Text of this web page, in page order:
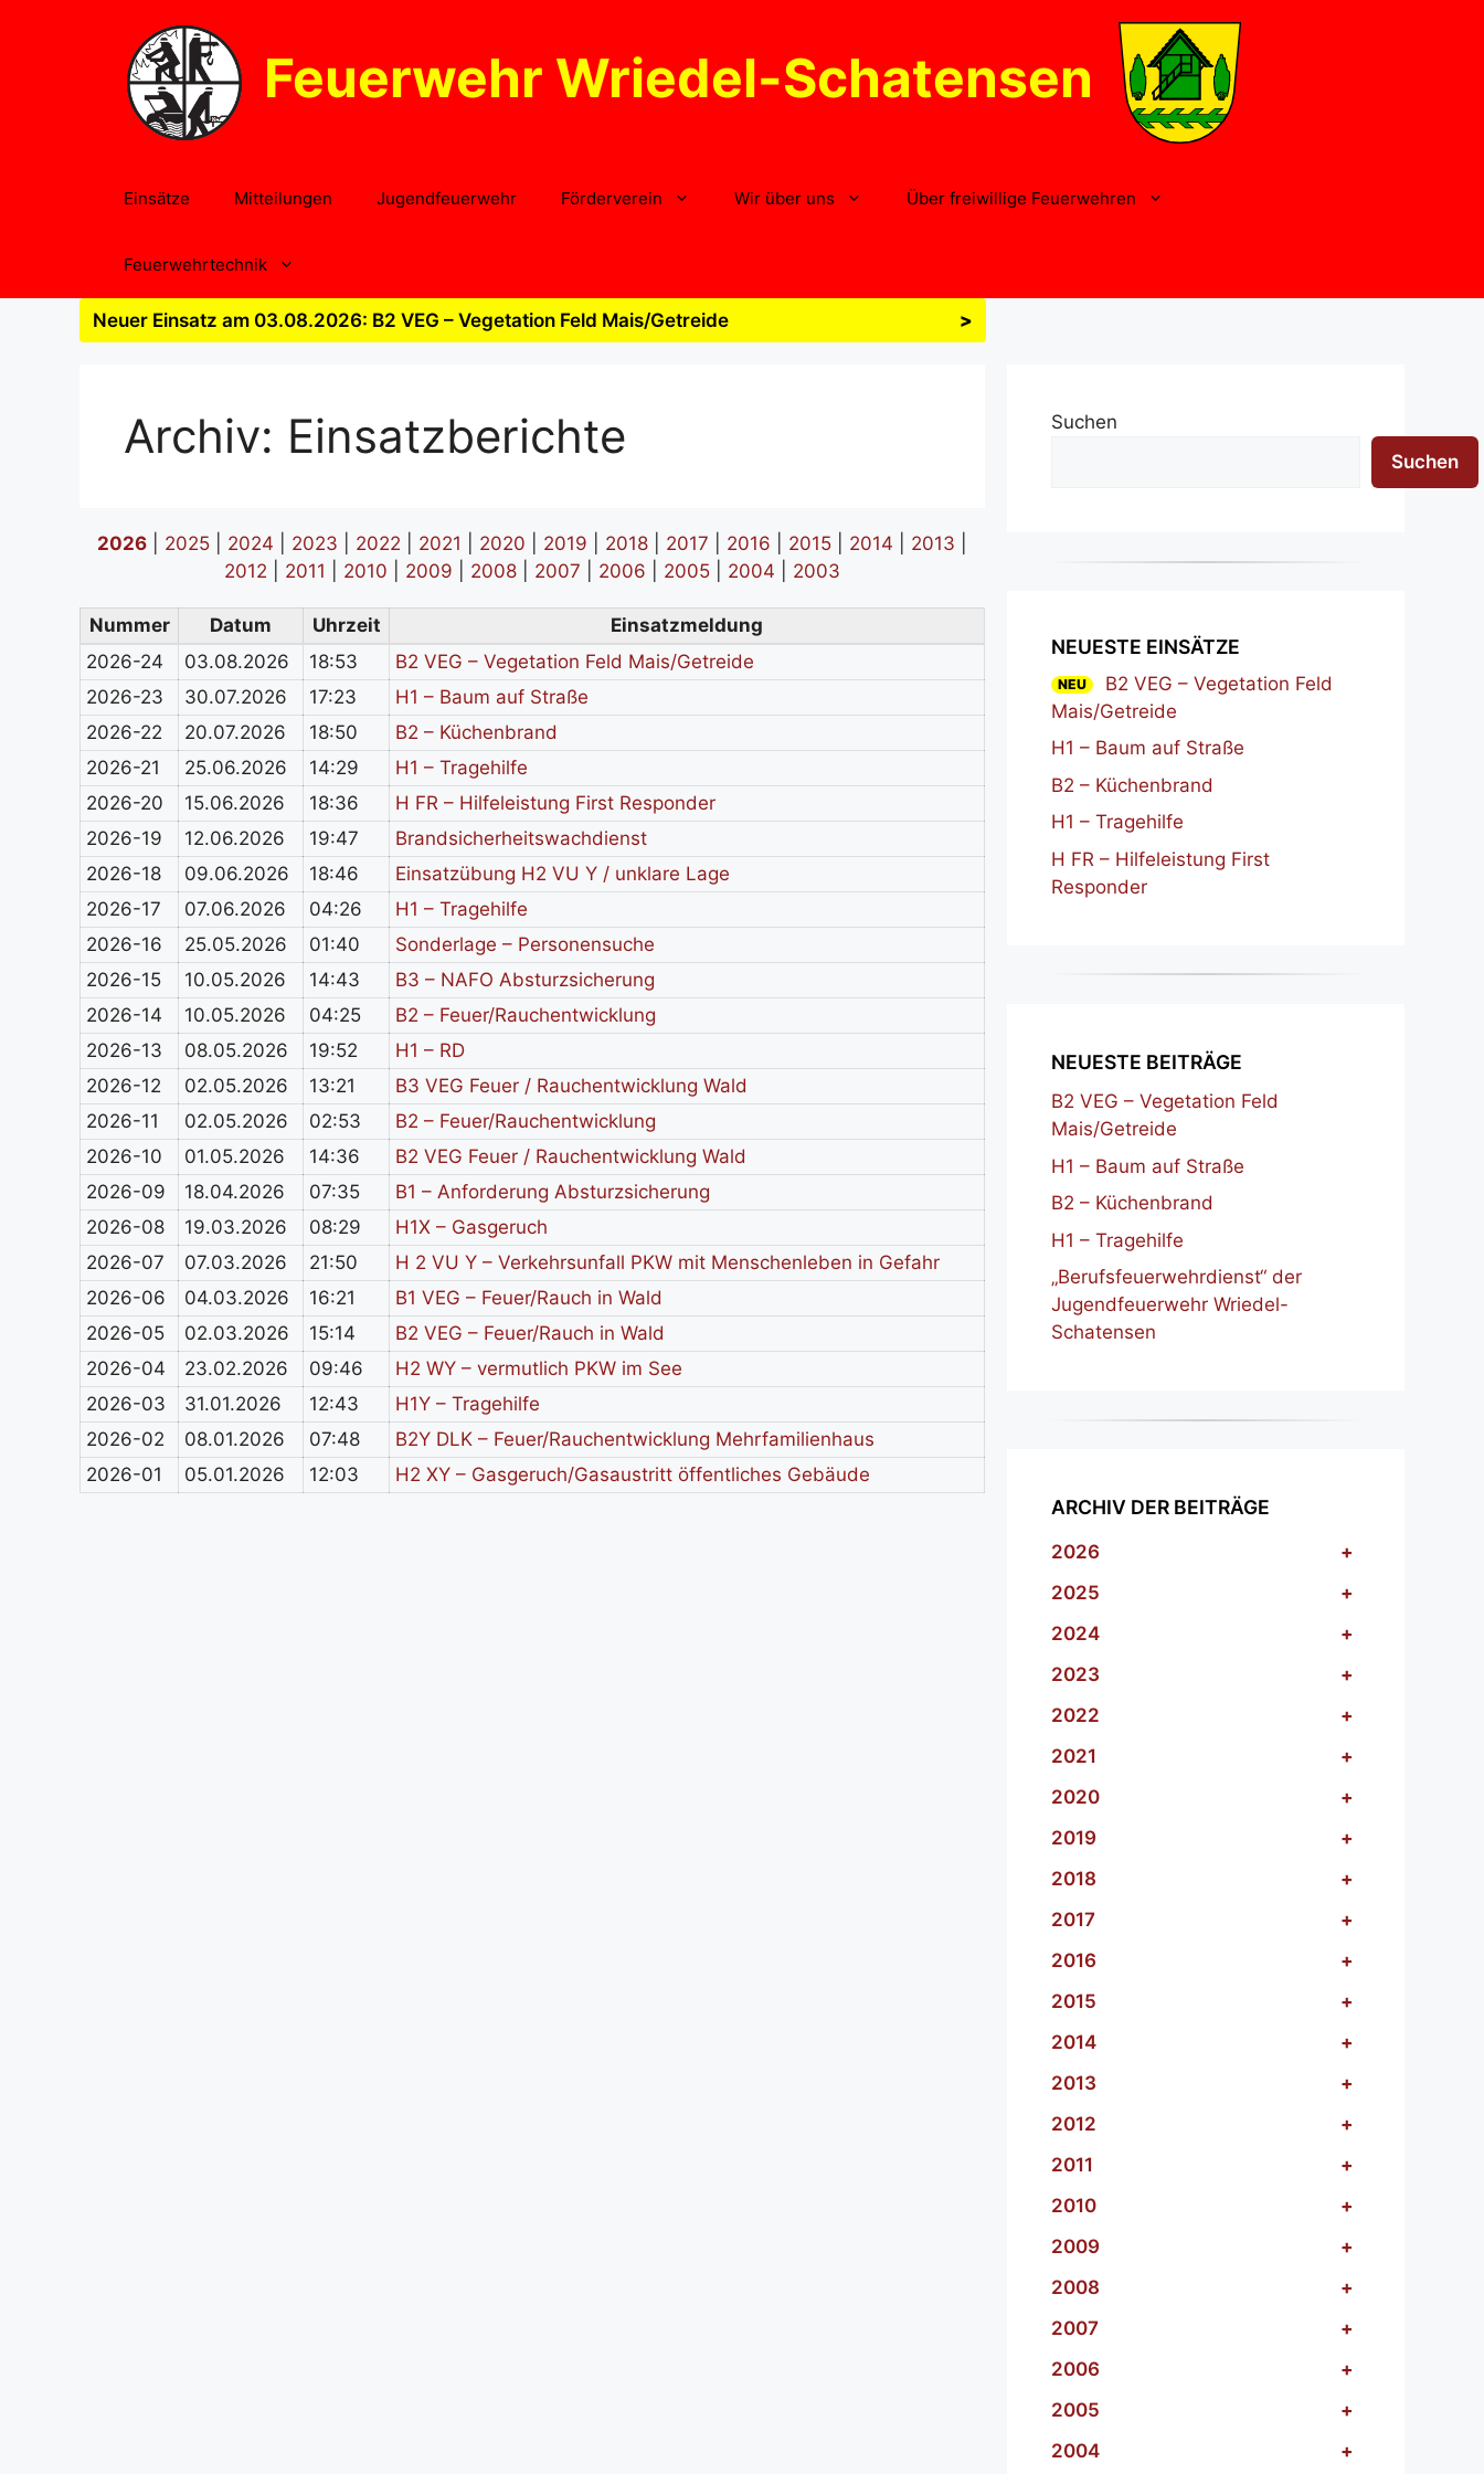
Feuerwehr Wriedel-Schatensen
Einsätze Mitteilungen Jugendfeuerwehr Förderverein Wir über uns Über freiwillige Feuerwehren
Feuerwehrtechnik
Neuer Einsatz am 03.08.2026: B2 VEG – Vegetation Feld Mais/Getreide >
Archiv: Einsatzberichte
2026 2025 2024 2023 2022 2021 2020 2019 2018 2017 2016 2015 2014 2013
2012
2011 2010 2009 2008 2007 2006 2005 2004 2003
Nummer Datum Uhrzeit
Einsatzmeldung
2026-24
03.08.2026 18:53
B2 VEG – Vegetation Feld Mais/Getreide
2026-23
30.07.2026 17:23
H1 – Baum auf Straße
2026-22
20.07.2026 18:50
B2 – Küchenbrand
2026-21
25.06.2026 14:29
H1 – Tragehilfe
2026-20
15.06.2026 18:36
H FR – Hilfeleistung First Responder
2026-19
12.06.2026 19:47
Brandsicherheitswachdienst
2026-18
09.06.2026 18:46
Einsatzübung H2 VU Y / unklare Lage
2026-17
07.06.2026 04:26
H1 – Tragehilfe
2026-16
25.05.2026 01:40
Sonderlage – Personensuche
2026-15
10.05.2026 14:43
B3 – NAFO Absturzsicherung
2026-14
10.05.2026 04:25
B2 – Feuer/Rauchentwicklung
2026-13
08.05.2026 19:52
H1 – RD
2026-12
02.05.2026 13:21
B3 VEG Feuer / Rauchentwicklung Wald
2026-11
02.05.2026 02:53
B2 – Feuer/Rauchentwicklung
2026-10
01.05.2026 14:36
B2 VEG Feuer / Rauchentwicklung Wald
2026-09
18.04.2026 07:35
B1 – Anforderung Absturzsicherung
2026-08
19.03.2026 08:29
H1X – Gasgeruch
2026-07
07.03.2026 21:50
H 2 VU Y – Verkehrsunfall PKW mit Menschenleben in Gefahr
2026-06
04.03.2026 16:21
B1 VEG – Feuer/Rauch in Wald
2026-05
02.03.2026 15:14
B2 VEG – Feuer/Rauch in Wald
2026-04
23.02.2026 09:46
H2 WY – vermutlich PKW im See
2026-03
31.01.2026 12:43
H1Y – Tragehilfe
2026-02
08.01.2026 07:48
B2Y DLK – Feuer/Rauchentwicklung Mehrfamilienhaus
2026-01
05.01.2026 12:03 H2 XY – Gasgeruch/Gasaustritt öffentliches Gebäude
Suchen
Suchen
NEUESTE EINSÄTZE
NEU
B2 VEG – Vegetation Feld
Mais/Getreide
H1 – Baum auf Straße
B2 – Küchenbrand
H1 – Tragehilfe
H FR – Hilfeleistung First
Responder
NEUESTE BEITRÄGE
B2 VEG – Vegetation Feld
Mais/Getreide
H1 – Baum auf Straße
B2 – Küchenbrand
H1 – Tragehilfe
„Berufsfeuerwehrdienst“ der
Jugendfeuerwehr Wriedel-
Schatensen
ARCHIV DER BEITRÄGE
2026
+
2025
+
2024
+
2023
+
2022
+
2021
+
2020
+
2019
+
2018
+
2017
+
2016
+
2015
+
2014
+
2013
+
2012
+
2011
+
2010
+
2009
+
2008
+
2007
+
2006
+
2005
+
2004
+